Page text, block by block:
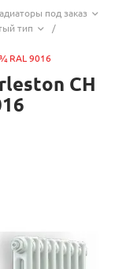
под заказ
тип
/
RAL 9016
CH